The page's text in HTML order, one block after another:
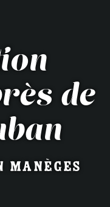
de